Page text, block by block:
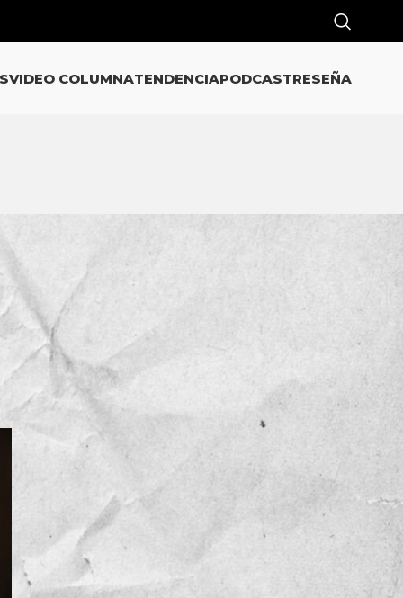
VIDEO COLUMNATENDENCIAPODCASTRESEÑA
CATEGORÍAS
NOTICIAS
OPINIÓN
TENDENCIA
VIDEO COLUMNA
VIDEO NOTA